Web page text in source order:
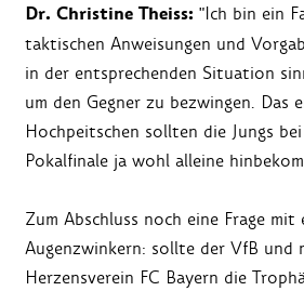
Dr. Christine Theiss: "Ich bin ein
taktischen Anweisungen und
in der entsprechenden Situation
um den Gegner zu bezwingen. Das
Hochpeitschen sollten die Jungs
Pokalfinale ja wohl alleine
Zum Abschluss noch eine Frage mit
Augenzwinkern: sollte der VfB und
Herzensverein FC Bayern die